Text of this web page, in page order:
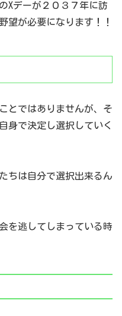
Xデーが２０３７年に訪
望が必要になります！！
とではありませんが、そ
身で決定し選択していく
ちは自分で選択出来るん
を逃してしまっている時